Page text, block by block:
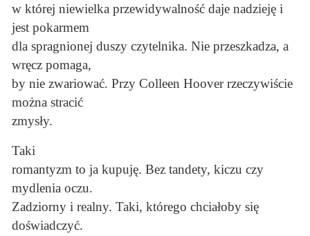
w której niewielka przewidywalność daje nadzieję i
jest pokarmem
dla spragnionej duszy czytelnika. Nie przeszkadza, a
wręcz pomaga,
by nie zwariować. Przy Colleen Hoover rzeczywiście
można stracić
zmysły.
Taki
romantyzm to ja kupuję. Bez tandety, kiczu czy
mydlenia oczu.
Zadziorny i realny. Taki, którego chciałoby się
doświadczyć.